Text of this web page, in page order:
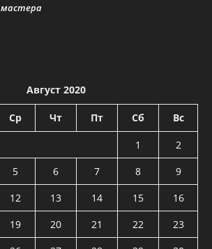
мастера
Август 2020
Ср Чт Пт Сб Вс
1
2
5 6 7 8
9
12 13 14 15
16
19 20 21 22
23